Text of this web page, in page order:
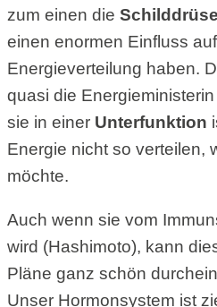
zum einen die
einen enormen Einfluss
Energieverteilung haben.
quasi die
sie in einer Unterfunktion
Energie nicht so verteilen,
möchte. ​​
Auch wenn sie vom
wird (Hashimoto), kann
Pläne ganz schön
Unser Hormonsystem ist